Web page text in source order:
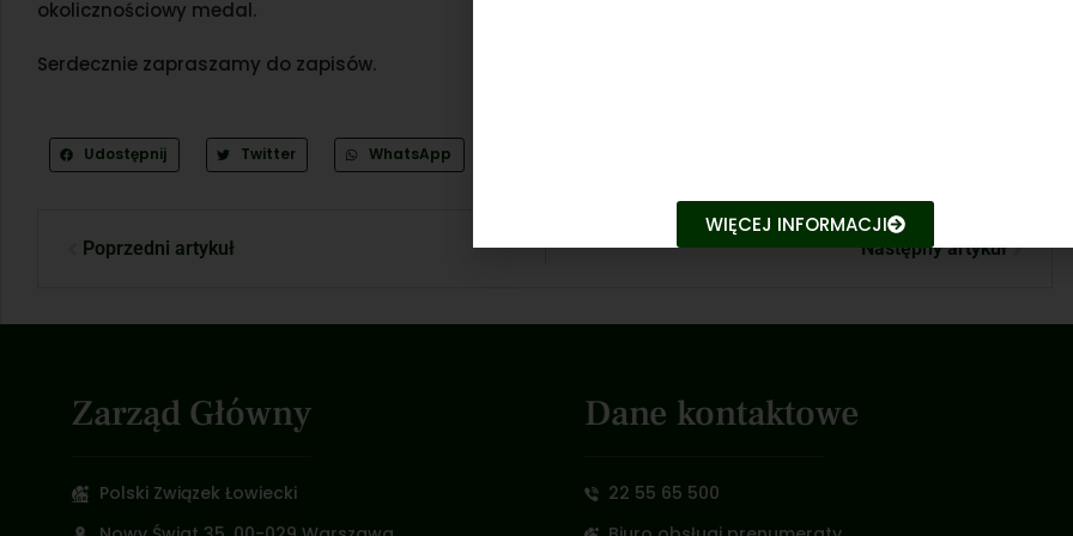
okolicznościowy medal.
Serdecznie zapraszamy do zapisów.
Udostępnij Twitter WhatsApp
Poprzedni artykuł Następny artykuł
Zarząd Główny
Polski Związek Łowiecki
Dane kontaktowe
22 55 65 500
WIĘCEJ INFORMACJI